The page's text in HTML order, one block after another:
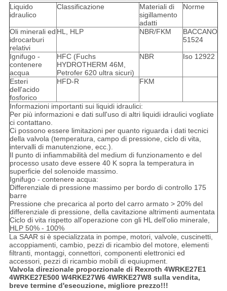
Liquido
idraulico
Classificazione
Materiali di
sigillamento
adatti
Norme
Oli minerali ed
idrocarburi
relativi
HL, HLP NBR/FKM
BACCANO
51524
Ignifugo -
contenere
acqua
HFC (Fuchs
HYDROTHERM 46M,
Petrofer 620 ultra sicuri)
NBR Iso 12922
Esteri
dell'acido
fosforico
HFD-R FKM
Informazioni importanti sui liquidi idraulici:
Per più informazioni e dati sull'uso di altri liquidi idraulici vogliate
ci contattano.
Ci possono essere limitazioni per quanto riguarda i dati tecnici
della valvola (temperatura, campo di pressione, ciclo di vita,
intervalli di manutenzione, ecc.).
Il punto di infiammabilità del medium di funzionamento e del
processo usato deve essere 40 K sopra la temperatura in
superficie del solenoide massimo.
Ignifugo - contenere acqua:
Differenziale di pressione massimo per bordo di controllo 175
barre
Pressione che precarica al porto del carro armato > 20% del
differenziale di pressione, della cavitazione altrimenti aumentata
Ciclo di vita rispetto all'operazione con gli HL dell'olio minerale,
HLP 50% - 100%
La SAAR si è specializzata in pompe, motori, valvole, cuscinetti,
accoppiamenti, cambio, pezzi di ricambio del motore, elementi
filtranti, montaggi, connettori, componenti elettronici ed
accessori, pezzi di ricambio mobili di equiupment.
Valvola direzionale proporzionale di Rexroth 4WRKE27E1
4WRKE27E500 W4RKE27W6 4WRKE27W8sulla vendita,
breve termine d'esecuzione, migliore prezzo!!!